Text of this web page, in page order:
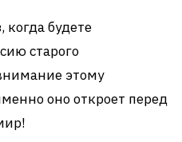
будете
старого
этому
оно откроет перед